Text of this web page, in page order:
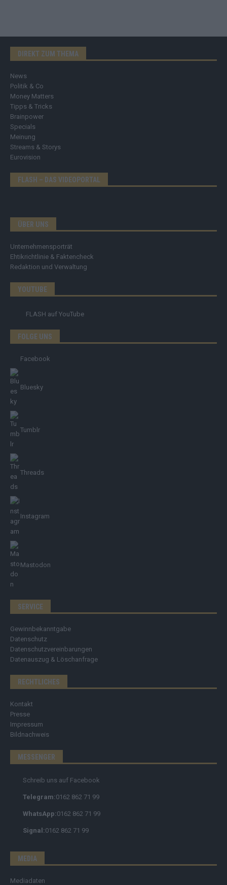
DIREKT ZUM THEMA
News
Politik & Co
Money Matters
Tipps & Tricks
Brainpower
Specials
Meinung
Streams & Storys
Eurovision
FLASH – DAS VIDEOPORTAL
ÜBER UNS
Unternehmensporträt
Ehtikrichtlinie & Faktencheck
Redaktion und Verwaltung
YOUTUBE
FLASH auf YouTube
FOLGE UNS
Facebook
Bluesky
Tumblr
Threads
Instagram
Mastodon
SERVICE
Gewinnbekanntgabe
Datenschutz
Datenschutzvereinbarungen
Datenauszug & Löschanfrage
RECHTLICHES
Kontakt
Presse
Impressum
Bildnachweis
MESSENGER
Schreib uns auf Facebook
Telegram:0162 862 71 99
WhatsApp:0162 862 71 99
Signal:0162 862 71 99
MEDIA
Mediadaten